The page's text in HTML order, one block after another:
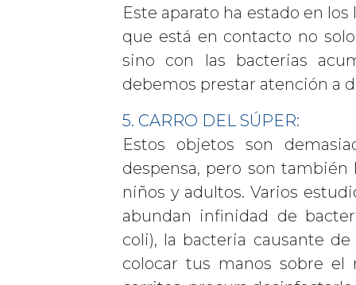
Este aparato ha estado en
que está en contacto no
sino con las bacterias
debemos prestar atención a
5. CARRO DEL SÚPER:
Estos objetos son
despensa, pero son
niños y adultos. Varios
abundan infinidad de
coli), la bacteria causante
colocar tus manos sobre